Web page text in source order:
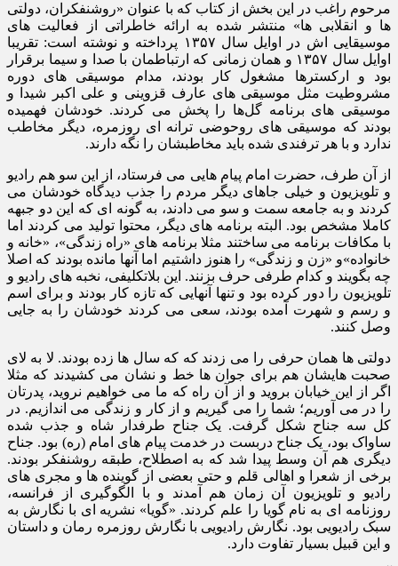
مرحوم راغب در این بخش از کتاب که با عنوان «روشنفکران، دولتی
ها و انقلابی ها» منتشر شده به ارائه خاطراتی از فعالیت های
موسیقایی اش در اوایل سال ۱۳۵۷ پرداخته و نوشته است: تقریبا
اوایل سال ۱۳۵۷ و همان زمانی که ارتباطمان با صدا و سیما برقرار
بود و ارکسترها مشغول کار بودند، مدام موسیقی های دوره
مشروطیت مثل موسیقی های عارف قزوینی و علی اکبر شیدا و
موسیقی های برنامه گل‌ها را پخش می کردند. خودشان فهمیده
بودند که موسیقی های روحوضی ترانه ای روزمره، دیگر مخاطب
ندارد و با هر ترفندی شده باید مخاطبشان را نگه دارند.
از آن طرف، حضرت امام پیام هایی می فرستاد، از این سو هم رادیو
و تلویزیون و خیلی جاهای دیگر مردم را جذب دیدگاه خودشان می
کردند و به جامعه سمت و سو می دادند، به گونه ای که این دو جبهه
کاملا مشخص بود. البته برنامه های دیگر، محتوا تولید می کردند اما
با مکافات برنامه می ساختند مثلا برنامه های «راه زندگی»، «خانه و
خانواده»و «زن و زندگی» را هنوز داشتیم اما آنها مانده بودند که اصلا
چه بگویند و کدام طرفی حرف بزنند. این بلاتکلیفی، نخبه های رادیو و
تلویزیون را دور کرده بود و تنها آنهایی که تازه کار بودند و برای اسم
و رسم و شهرت آمده بودند، سعی می کردند خودشان را به جایی
وصل کنند.
دولتی ها همان حرفی را می زدند که که سال ها زده بودند. لا به لای
صحبت هایشان هم برای جوان ها خط و نشان می کشیدند که مثلا
اگر از این خیابان بروید و از آن راه که ما می خواهیم نروید، پدرتان
را در می آوریم؛ شما را می گیریم و از کار و زندگی می اندازیم. در
کل سه جناح شکل گرفت. یک جناح طرفدار شاه و جذب شده
ساواک بود، یک جناح دربست در خدمت پیام های امام (ره) بود. جناح
دیگری هم آن وسط پیدا شد که به اصطلاح، طبقه روشنفکر بودند.
برخی از شعرا و اهالی قلم و حتی بعضی از گوینده ها و مجری های
رادیو و تلویزیون آن زمان هم آمدند و با الگوگیری از فرانسه،
روزنامه ای به نام گویا را علم کردند. «گویا» نشریه ای با نگارش به
سبک رادیویی بود. نگارش رادیویی با نگارش روزمره رمان و داستان
و این قبیل بسیار تفاوت دارد.